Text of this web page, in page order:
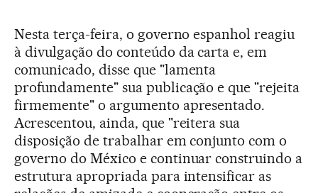
Nesta terça-feira, o governo espanhol reagiu
à divulgação do conteúdo da carta e, em
comunicado, disse que "lamenta
profundamente" sua publicação e que "rejeita
firmemente" o argumento apresentado.
Acrescentou, ainda, que "reitera sua
disposição de trabalhar em conjunto com o
governo do México e continuar construindo a
estrutura apropriada para intensificar as